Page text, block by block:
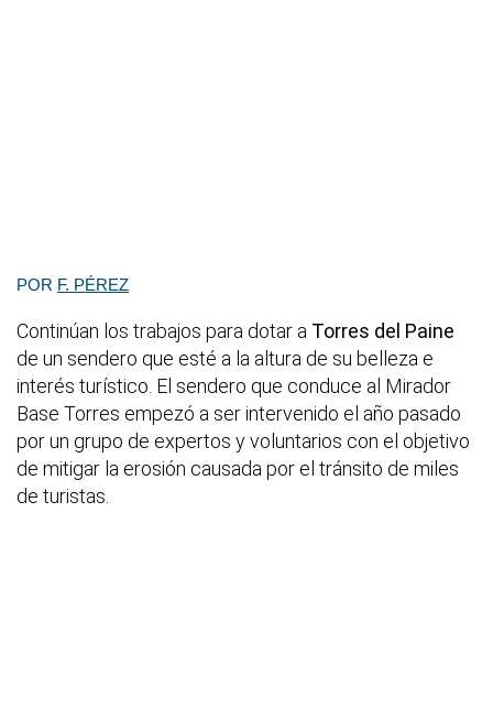
POR F. PÉREZ
Continúan los trabajos para dotar a Torres del Paine
de un sendero que esté a la altura de su belleza e
interés turístico. El sendero que conduce al Mirador
Base Torres empezó a ser intervenido el año pasado
por un grupo de expertos y voluntarios con el objetivo
de mitigar la erosión causada por el tránsito de miles
de turistas.